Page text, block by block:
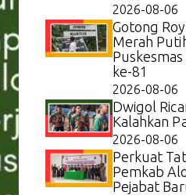
2026-08-06
Gotong
Merah
ke-81
2026-08-06
Dwigol
Kalahkan
2026-08-06
Perkuat
Pemkab
Pejabat